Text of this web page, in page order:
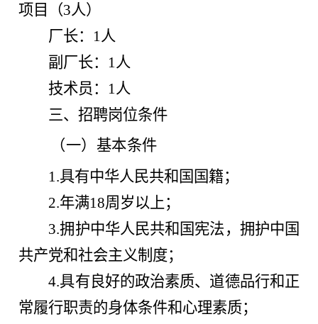
项目（3人）
厂长：1人
副厂长：1人
技术员：1人
三、招聘岗位条件
（一） 基本条件
1.具有中华人民共和国国籍；
2.年满18周岁以上；
3.拥护中华人民共和国宪法，拥护中国
共产党和社会主义制度；
4.具有良好的政治素质、道德品行和正
常履行职责的身体条件和心理素质；